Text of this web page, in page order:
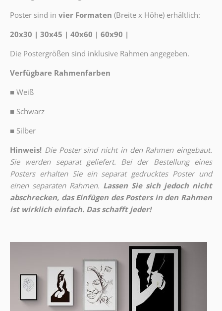
Poster sind in vier Formaten (Breite x Höhe) erhältlich:
20x30 | 30x45 | 40x60 | 60x90 |
Die Postergrößen sind inklusive Rahmen angegeben.
Verfügbare Rahmenfarben
■ Weiß
■ Schwarz
■ Silber
Hinweis! Die Poster sind nicht in den Rahmen eingebaut.
Sie werden separat geliefert. Bei der Bestellung eines
Posters erhalten Sie ein separat gedrucktes Poster und
einen separaten Rahmen. Lassen Sie sich jedoch nicht
abschrecken, das Einfügen des Posters in den Rahmen
ist wirklich einfach. Das schafft jeder!